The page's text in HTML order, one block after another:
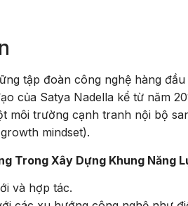
tập đoàn công nghệ hàng
của Satya Nadella kể từ năm
môi trường cạnh tranh nội bộ
mindset).
Trong Xây Dựng Khung Năng
và hợp tác.